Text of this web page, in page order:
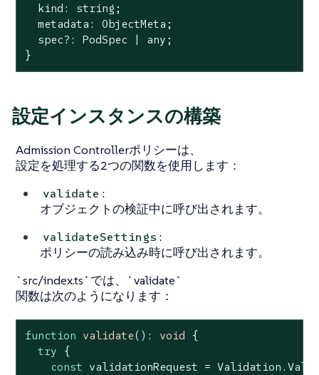
  kind: string;
  metadata: ObjectMeta;
  spec?: PodSpec | any;
}
設定インスタンスの構築
Admission Controllerポリシーは、
設定を処理する2つの関数を使用します：
validate :
オブジェクトの検証中に呼び出されます。
validateSettings :
ポリシーの読み込み時に呼び出されます。
`src/index.ts`では、`validate`
関数は次のようになります：
function validate( ): void
{
try {
const validationRequest =